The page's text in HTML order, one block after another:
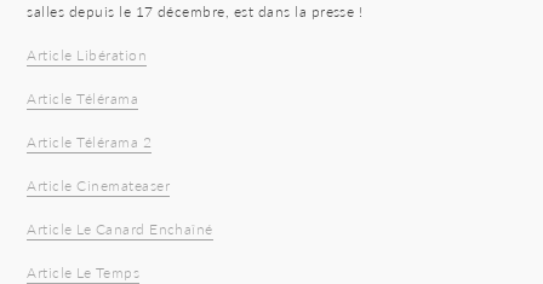
salles depuis le 17 décembre, est dans la presse !
Article Libération
Article Télérama
Article Télérama 2
Article Cinemateaser
Article Le Canard Enchaîné
Article Le Temps